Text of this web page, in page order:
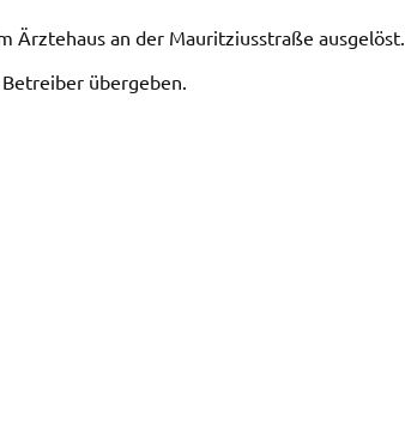
Ärztehaus an der Mauritziusstraße ausgelöst.
übergeben.